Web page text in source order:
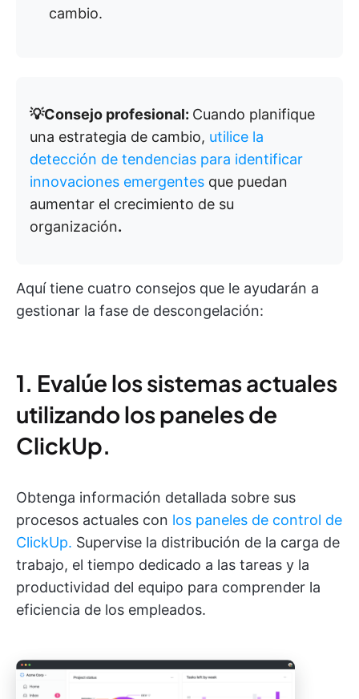
cambio.
💡Consejo profesional: Cuando planifique
una estrategia de cambio, utilice la
detección de tendencias para identificar
innovaciones emergentes que puedan
aumentar el crecimiento de su
organización.
Aquí tiene cuatro consejos que le ayudarán a
gestionar la fase de descongelación:
1. Evalúe los sistemas actuales
utilizando los paneles de
ClickUp.
Obtenga información detallada sobre sus
procesos actuales con los paneles de control de
ClickUp. Supervise la distribución de la carga de
trabajo, el tiempo dedicado a las tareas y la
productividad del equipo para comprender la
eficiencia de los empleados.